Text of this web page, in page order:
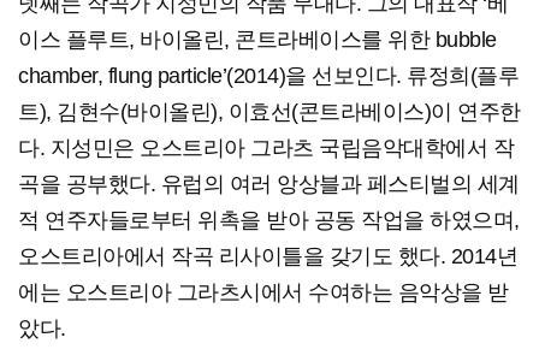
이스 플루트, 바이올린, 콘트라베이스를 위한 bubble
chamber, flung particle’(2014)을 선보인다. 류정희(플루
트), 김현수(바이올린), 이효선(콘트라베이스)이 연주한
다. 지성민은 오스트리아 그라츠 국립음악대학에서 작
곡을 공부했다. 유럽의 여러 앙상블과 페스티벌의 세계
적 연주자들로부터 위촉을 받아 공동 작업을 하였으며,
오스트리아에서 작곡 리사이틀을 갖기도 했다. 2014년
에는 오스트리아 그라츠시에서 수여하는 음악상을 받
았다.